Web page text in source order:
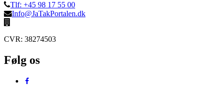
Tlf: +45 98 17 55 00
Info@JaTakPortalen.dk
CVR: 38274503
Følg os